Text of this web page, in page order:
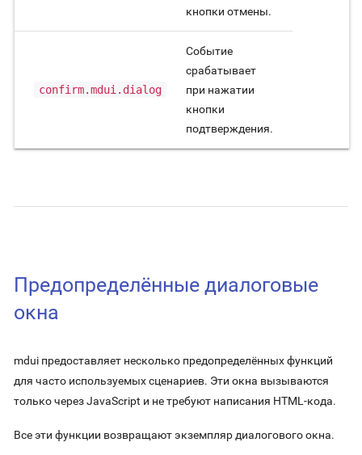
кнопки отмены.
confirm.mdui.dialog
Событие
срабатывает
при нажатии
кнопки
подтверждения.
Предопределённые диалоговые
окна
mdui предоставляет несколько предопределённых функций
для часто используемых сценариев. Эти окна вызываются
только через JavaScript и не требуют написания HTML-кода.
Все эти функции возвращают экземпляр диалогового окна.